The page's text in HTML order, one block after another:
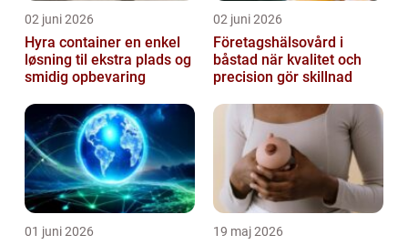
02 juni 2026
Hyra container en enkel
løsning til ekstra plads og
smidig opbevaring
02 juni 2026
Företagshälsovård i
båstad när kvalitet och
precision gör skillnad
01 juni 2026 19 maj 2026